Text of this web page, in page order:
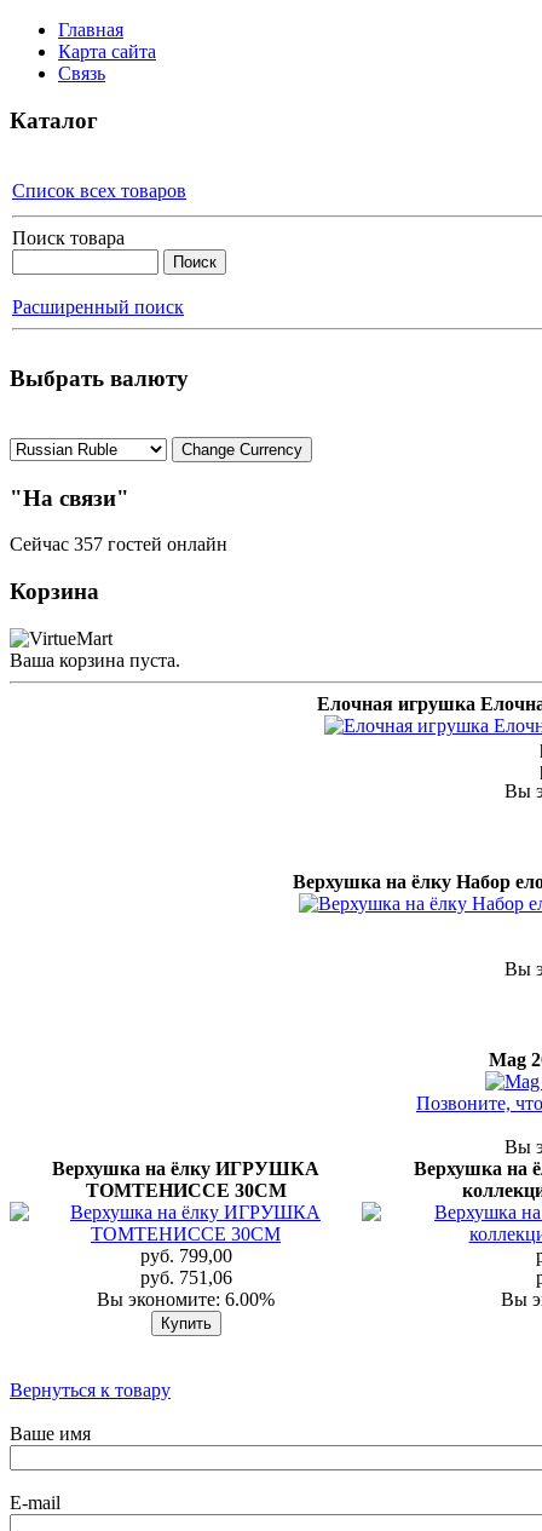
Главная
Карта сайта
Связь
Каталог
Список всех товаров
Поиск товара
Расширенный поиск
Выбрать валюту
"На связи"
Сейчас 357 гостей онлайн
Корзина
Ваша корзина пуста.
Елочная игрушка
Вы
Верхушка на ёлку Набор
Вы
Mag
Позвоните,
Вы
Верхушка на ёлку ИГРУШКА
ТОМТЕНИССЕ 30СМ
руб. 799,00
руб. 751,06
Вы экономите: 6.00%
Верхушка на
Вы
Вернуться к товару
Ваше имя
E-mail